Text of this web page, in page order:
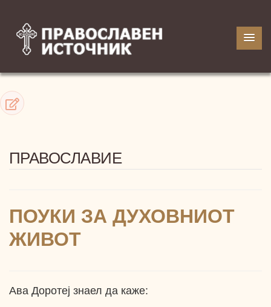
ПРАВОСЛАВИЕ
ПОУКИ ЗА ДУХОВНИОТ
ЖИВОТ
Ава Доротеј знаел да каже: